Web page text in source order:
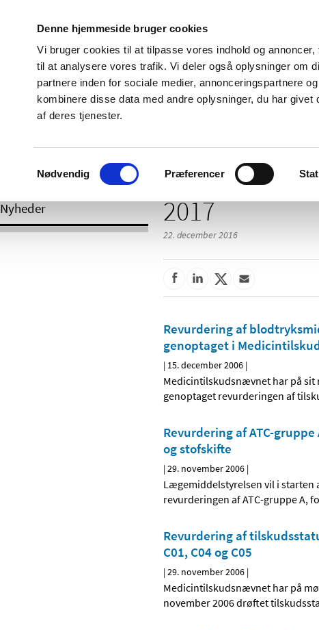
Denne hjemmeside bruger cookies
Vi bruger cookies til at tilpasse vores indhold og
til at analysere vores trafik. Vi deler også oplysninger om
partnere inden for sociale medier, annonceringspartnere
kombinere disse data med andre oplysninger, du har
af deres tjenester.
Samtykkevalg
Nødvendig Præferencer
Godkendelse og
Bivirkninger og
produktinformation
Tilskud og
/ 2017
Nyheder 2017
22. december 2016
Revurdering af
genoptaget i
| 15. december 2006 |
Medicintilskudsnævnet har på sit
genoptaget revurderingen af
Revurdering af ATC-
og stofskifte
|29. november 2006 |
Lægemiddelstyrelsen vil i starten
revurderingen af ATC-gruppe A,
Revurdering af
C01, C04 og C05
|29. november 2006 |
Medicintilskudsnævnet har på
november 2006 drøftet